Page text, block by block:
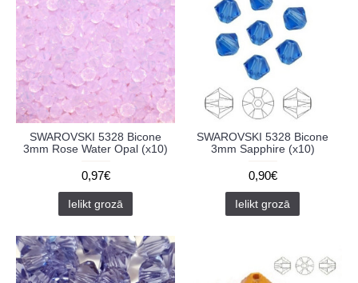
SWAROVSKI 5328 Bicone
3mm Rose Water Opal (x10)
0,97€
Ielikt grozā
SWAROVSKI 5328 Bicone
3mm Sapphire (x10)
0,90€
Ielikt grozā